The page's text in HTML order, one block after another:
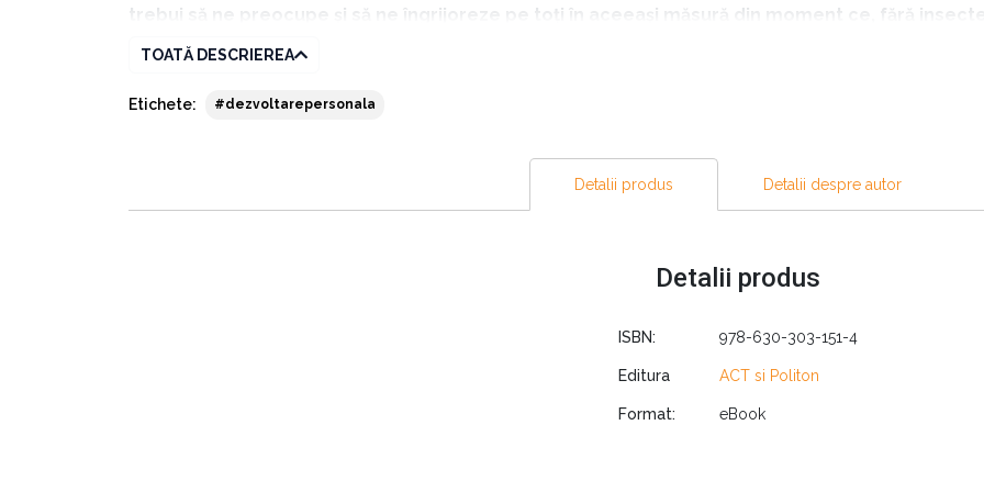
trebui să ne preocupe și să ne îngrijoreze pe toți în aceeași măsură din moment ce, fără
pentru ceea ce reprezintă, dar amenință totodată bunăstarea tuturor oamenilor, deoarece
polenizare. Pe măsură ce insectele se împuținează, lumea noastră se va opri și ea, încet,
distrugerea habitatelor insectelor și cât de mult accelerează acest proces de la o zi la alta:
„Habitatele sălbatice, bogate în insecte, precum pajiștile, mlaștinile, câmpurile și pădurile
TOATĂ DESCRIEREA
Etichete: #dezvoltarepersonala
Detalii produs Detalii despre autor
Detalii produs
ISBN: 978-630-303-151-4
Editura ACT si Politon
Format: eBook